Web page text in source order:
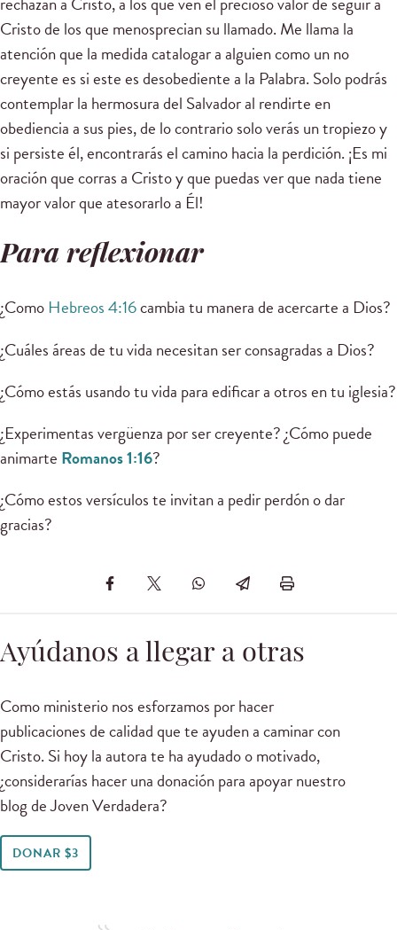
Cristo de los que menosprecian su llamado. Me llama la
atención que la medida catalogar a alguien como un no
creyente es si este es desobediente a la Palabra. Solo podrás
contemplar la hermosura del Salvador al rendirte en
obediencia a sus pies, de lo contrario solo verás un tropiezo y
si persiste él, encontrarás el camino hacia la perdición. ¡Es mi
oración que corras a Cristo y que puedas ver que nada tiene
mayor valor que atesorarlo a Él!
Para reflexionar
¿Como Hebreos 4:16cambia tu manera de acercarte a Dios?
¿Cuáles áreas de tu vida necesitan ser consagradas a Dios?
¿Cómo estás usando tu vida para edificar a otros en tu iglesia?
¿Experimentas vergüenza por ser creyente? ¿Cómo puede
animarte Romanos 1:16?
¿Cómo estos versículos te invitan a pedir perdón o dar
gracias?
Ayúdanos a llegar a otras
Como ministerio nos esforzamos por hacer
publicaciones de calidad que te ayuden a caminar con
Cristo. Si hoy la autora te ha ayudado o motivado,
¿considerarías hacer una donación para apoyar nuestro
blog de Joven Verdadera?
DONAR $3